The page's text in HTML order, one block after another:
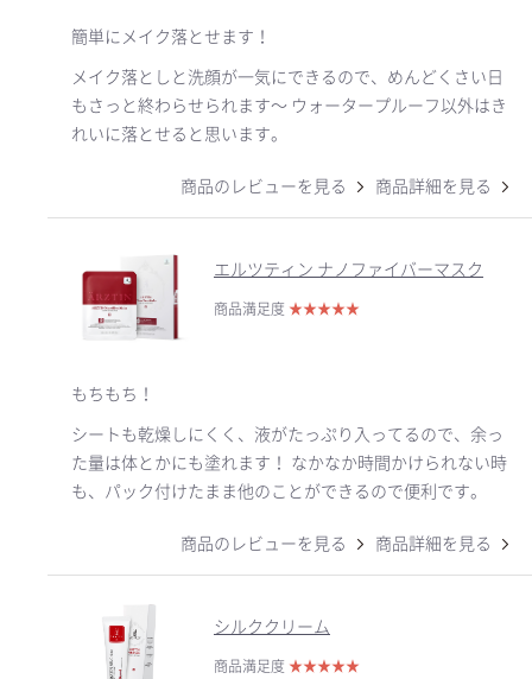
簡単にメイク落とせます！
メイク落としと洗顔が一気にできるので、めんどくさい日
もさっと終わらせられます〜 ウォータープルーフ以外はき
れいに落とせると思います。
商品のレビューを見る 商品詳細を見る
エルツティン ナノファイバーマスク
商品満足度 ★★★★★
もちもち！
シートも乾燥しにくく、液がたっぷり入ってるので、余っ
た量は体とかにも塗れます！ なかなか時間かけられない時
も、パック付けたまま他のことができるので便利です。
商品のレビューを見る 商品詳細を見る
シルククリーム
商品満足度 ★★★★★